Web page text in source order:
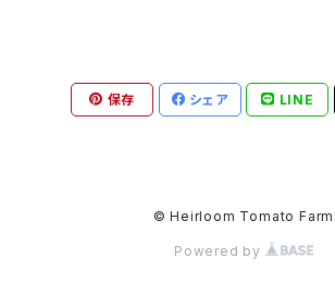
保存 シェア LINE
© Heirloom Tomato Farm
Powered by